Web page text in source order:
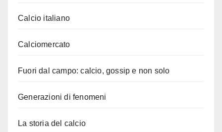
Calcio italiano
Calciomercato
Fuori dal campo: calcio, gossip e non solo
Generazioni di fenomeni
La storia del calcio